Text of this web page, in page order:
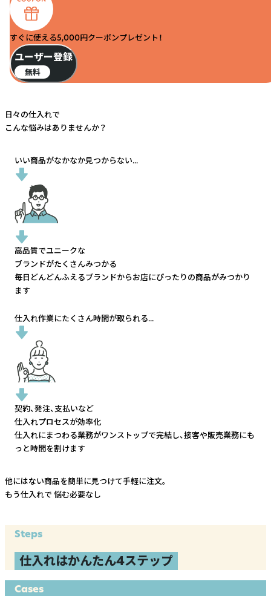
すぐに使える5,000円クーポンプレゼント！
ユーザー登録
無料
日々の仕入れで
こんな悩みはありませんか？
いい商品がなかなか見つからない...
高品質でユニークな
ブランドがたくさんみつかる
毎日どんどんふえるブランドからお店にぴったりの商品がみつかり
ます
仕入れ作業にたくさん時間が取られる...
契約、発注、支払いなど
仕入れプロセスが効率化
仕入れにまつわる業務がワンストップで完結し、接客や販売業務にも
っと時間を割けます
他にはない商品を簡単に見つけて手軽に注文。
もう仕入れで 悩む必要なし
Steps
仕入れはかんたん4ステップ
Cases